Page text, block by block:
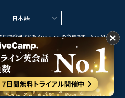
日本語
で登録された Apple Inc. の商標です。App Store は
のサービスマークです。
Google LLC の商標です。
2026 オンライン英会話
ャンプ All Rights Reserved.